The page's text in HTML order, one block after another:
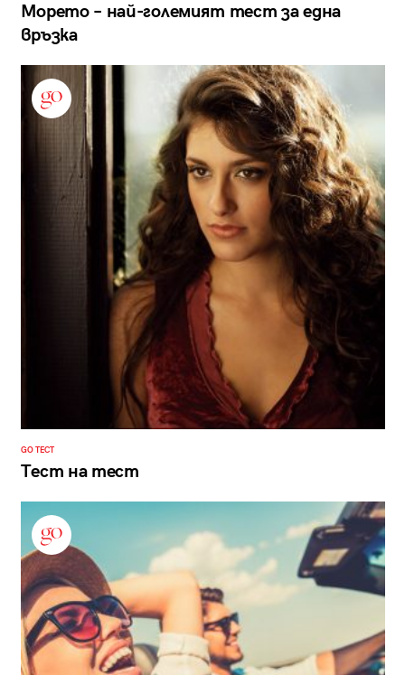
Морето – най-големият тест за една
връзка
GO ТЕСТ
Тест на тест